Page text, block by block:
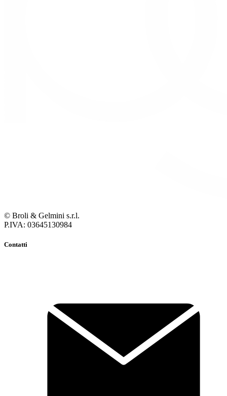
© Broli & Gelmini s.r.l.
P.IVA: 03645130984
Contatti